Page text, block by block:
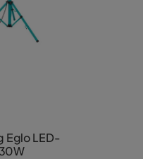
Eglo LED-